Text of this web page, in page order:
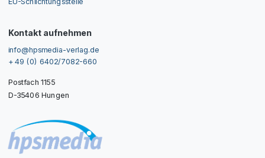
Kontakt aufnehmen
info@hpsmedia-verlag.de
+ 49 (0) 6402/7082-660
Postfach 1155
D-35406 Hungen